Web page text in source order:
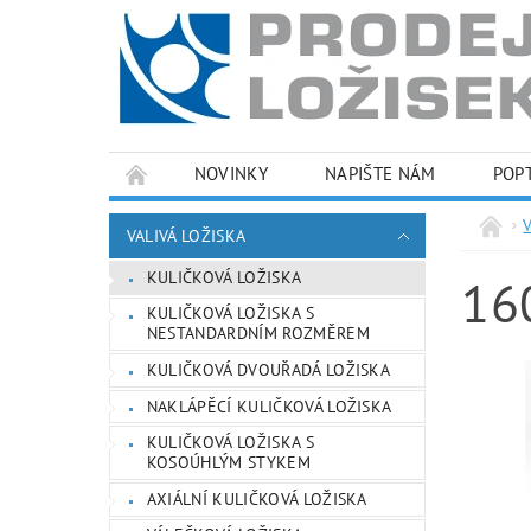
NOVINKY NAPIŠTE NÁM
PODMÍNKY OCHRANY OSOBNÍCH ÚDAJŮ
VALIVÁ LOŽISKA
KULIČKOVÁ LOŽISKA
KULIČKOVÁ LOŽISKA S
NESTANDARDNÍM ROZMĚREM
KULIČKOVÁ DVOUŘADÁ LOŽISKA
NAKLÁPĚCÍ KULIČKOVÁ LOŽISKA
KULIČKOVÁ LOŽISKA S
KOSOÚHLÝM STYKEM
AXIÁLNÍ KULIČKOVÁ LOŽISKA